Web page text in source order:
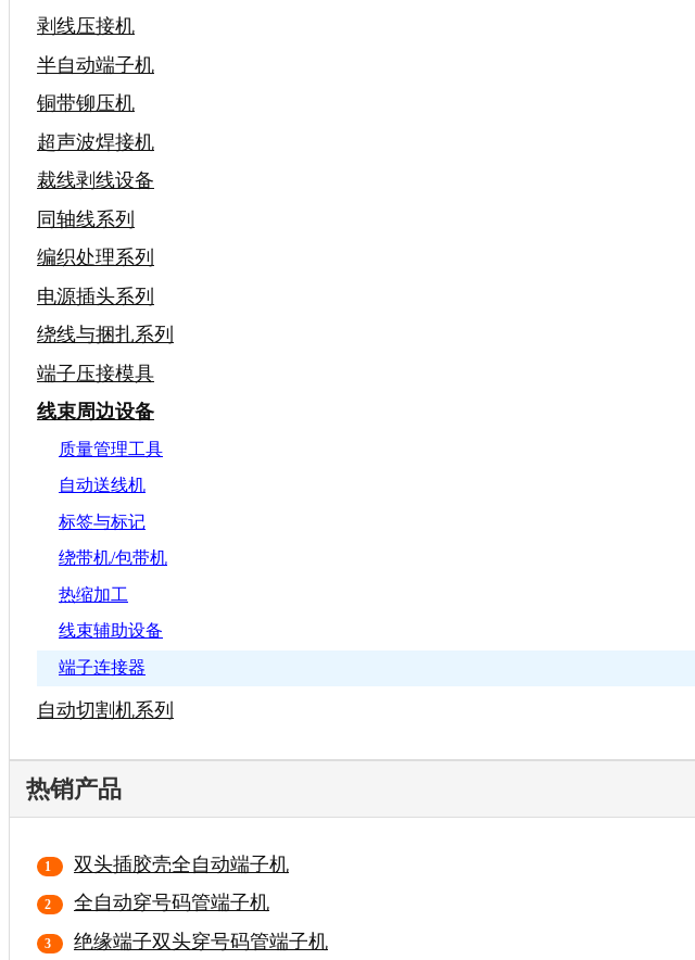
剥线压接机
半自动端子机
铜带铆压机
超声波焊接机
裁线剥线设备
同轴线系列
编织处理系列
电源插头系列
绕线与捆扎系列
端子压接模具
线束周边设备
质量管理工具
自动送线机
标签与标记
绕带机/包带机
热缩加工
线束辅助设备
端子连接器
自动切割机系列
热销产品
双头插胶壳全自动端子机
全自动穿号码管端子机
绝缘端子双头穿号码管端子机